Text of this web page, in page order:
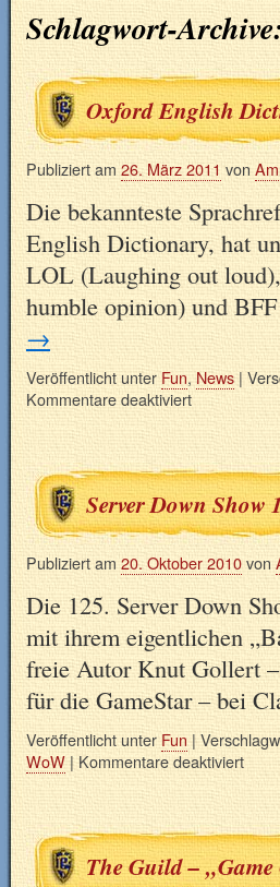
Schlagwort-
Oxford English
Publiziert am 26. März 2011 von
Die bekannteste
English Dictionary, hat
LOL (Laughing out
humble opinion) und
→
Veröffentlicht unterFun, News |
Kommentare deaktiviert
Server Down Show
Publiziert am 20. Oktober 2010von
Die 125. Server Down
mit ihrem eigentlichen
freie Autor Knut Gollert
für die GameStar – bei
Veröffentlicht unter Fun |
WoW | Kommentare deaktiviert
The Guild –